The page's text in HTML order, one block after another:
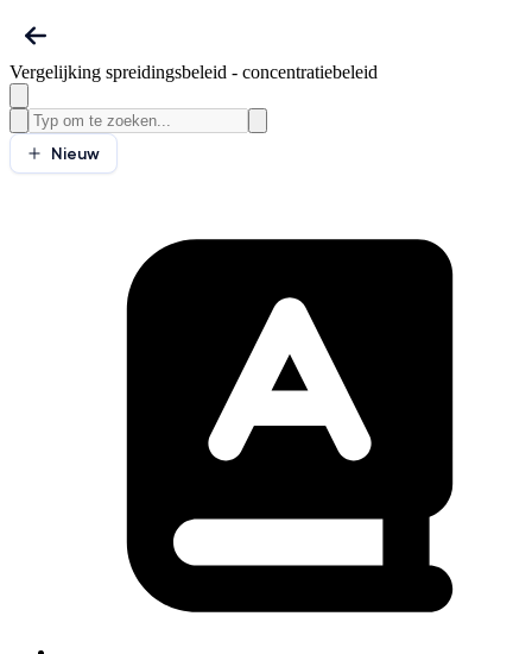
Vergelijking spreidingsbeleid - concentratiebeleid
Nieuw